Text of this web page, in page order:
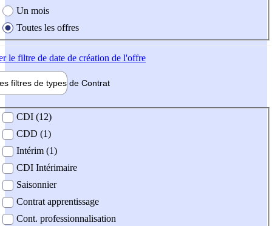
Un mois
Toutes les offres
le filtre de date de création de l'offre
filtres de types de Contrat
contrat
CDI (12)
CDD (1)
Intérim (1)
CDI Intérimaire
Saisonnier
Contrat apprentissage
Cont. professionnalisation